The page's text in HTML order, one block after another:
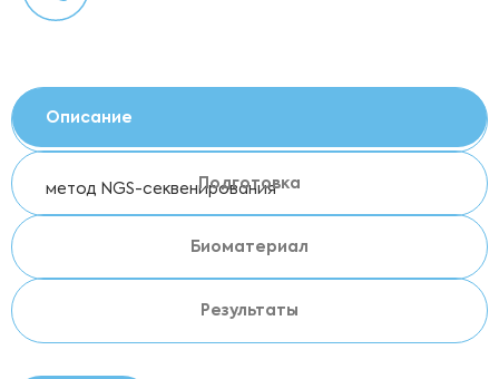
Описание
метод NGS-секвенирования
Подготовка
Биоматериал
Результаты